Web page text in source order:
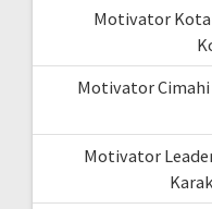
Motivator
Motivator
Motivator